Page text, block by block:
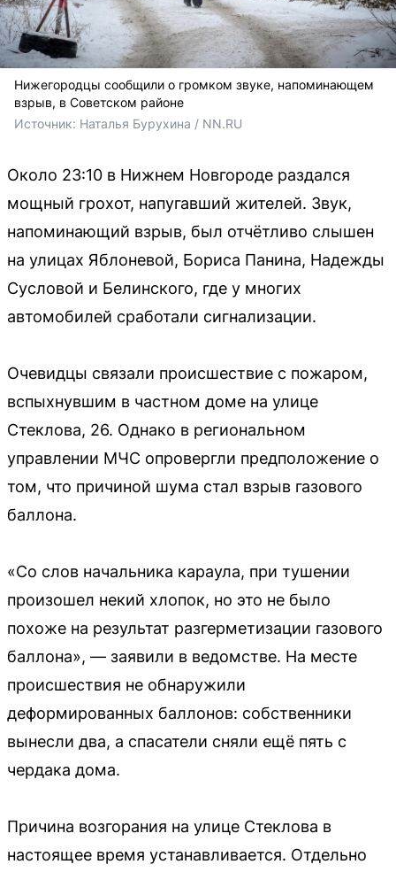
Нижегородцы сообщили о громком звуке, напоминающем
взрыв, в Советском районе
Источник: Наталья Бурухина / NN.RU
Около 23:10 в Нижнем Новгороде раздался
мощный грохот, напугавший жителей. Звук,
напоминающий взрыв, был отчётливо слышен
на улицах Яблоневой, Бориса Панина, Надежды
Сусловой и Белинского, где у многих
автомобилей сработали сигнализации.
Очевидцы связали происшествие с пожаром,
вспыхнувшим в частном доме на улице
Стеклова, 26. Однако в региональном
управлении МЧС опровергли предположение о
том, что причиной шума стал взрыв газового
баллона.
«Со слов начальника караула, при тушении
произошел некий хлопок, но это не было
похоже на результат разгерметизации газового
баллона», — заявили в ведомстве. На месте
происшествия не обнаружили
деформированных баллонов: собственники
вынесли два, а спасатели сняли ещё пять с
чердака дома.
Причина возгорания на улице Стеклова в
настоящее время устанавливается. Отдельно